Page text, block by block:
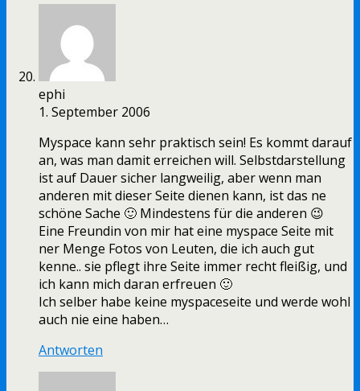
ephi
1. September 2006
Myspace kann sehr praktisch sein! Es kommt darauf
an, was man damit erreichen will. Selbstdarstellung
ist auf Dauer sicher langweilig, aber wenn man
anderen mit dieser Seite dienen kann, ist das ne
schöne Sache 🙂 Mindestens für die anderen 😉
Eine Freundin von mir hat eine myspace Seite mit
ner Menge Fotos von Leuten, die ich auch gut
kenne.. sie pflegt ihre Seite immer recht fleißig, und
ich kann mich daran erfreuen 🙂
Ich selber habe keine myspaceseite und werde wohl
auch nie eine haben…
Antworten